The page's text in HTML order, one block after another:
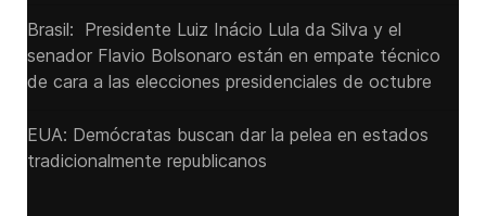
Brasil: Presidente Luiz Inácio Lula da Silva y el
senador Flavio ‌Bolsonaro están en empate técnico
de cara a las ‌elecciones presidenciales de octubre
EUA: Demócratas buscan dar la pelea en estados
tradicionalmente republicanos